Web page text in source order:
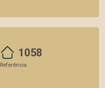
1058
Referência